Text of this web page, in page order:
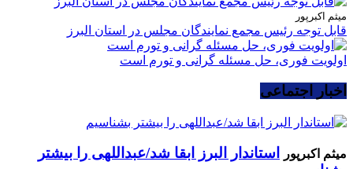
میثم اکبرپور
قابل توجه رئیس مجمع نمایندگان مجلس در استان البرز
اولویت فوری، حل مسئله گرانی و تورم است
اخبار اجتماعی
میثم اکبرپور
استاندار البرز ابقا شد/عبداللهی را بیشتر